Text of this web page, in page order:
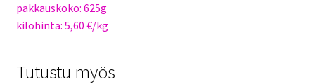
pakkauskoko: 625g
kilohinta: 5,60 €/kg
Tutustu myös